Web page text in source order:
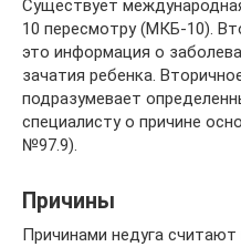
Существует
10 пересмотру (МКБ-10).
это информация о
зачатия ребенка.
подразумевает
специалисту о причине
№97.9).
Причины
Причинами недуга